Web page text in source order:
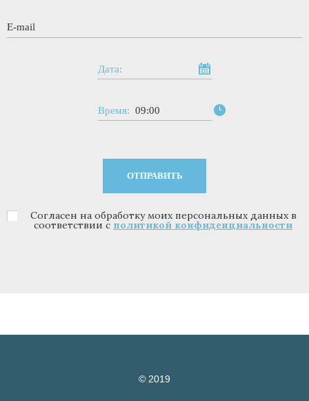
E-mail
Дата:
Время: 09:00
Политика конфиденциальности*
Согласен на обработку моих персональных данных в
соответствии с политикой конфиденциальности
© 2019